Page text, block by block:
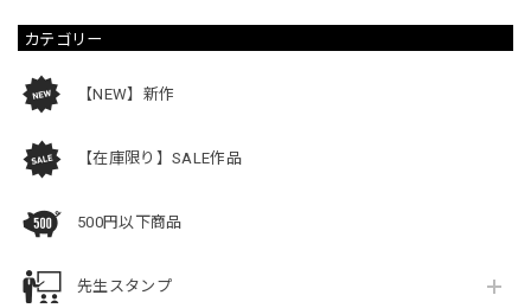
カテゴリー
【NEW】新作
【在庫限り】SALE作品
500円以下商品
先生スタンプ